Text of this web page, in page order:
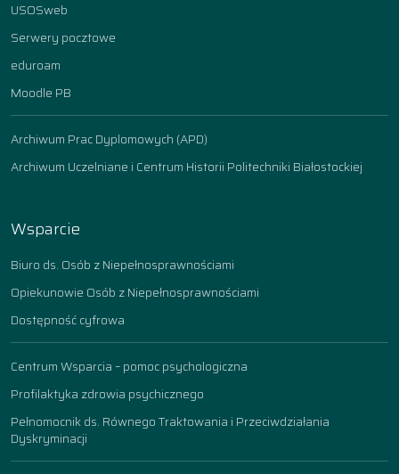
USOSweb
Serwery pocztowe
eduroam
Moodle PB
Archiwum Prac Dyplomowych (APD)
Archiwum Uczelniane i Centrum Historii Politechniki Białostockiej
Wsparcie
Biuro ds. Osób z Niepełnosprawnościami
Opiekunowie Osób z Niepełnosprawnościami
Dostępność cyfrowa
Centrum Wsparcia – pomoc psychologiczna
Profilaktyka zdrowia psychicznego
Pełnomocnik ds. Równego Traktowania i Przeciwdziałania
Dyskryminacji